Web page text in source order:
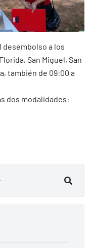
desembolso a los
San Miguel, San
también de 09:00 a
dos modalidades: